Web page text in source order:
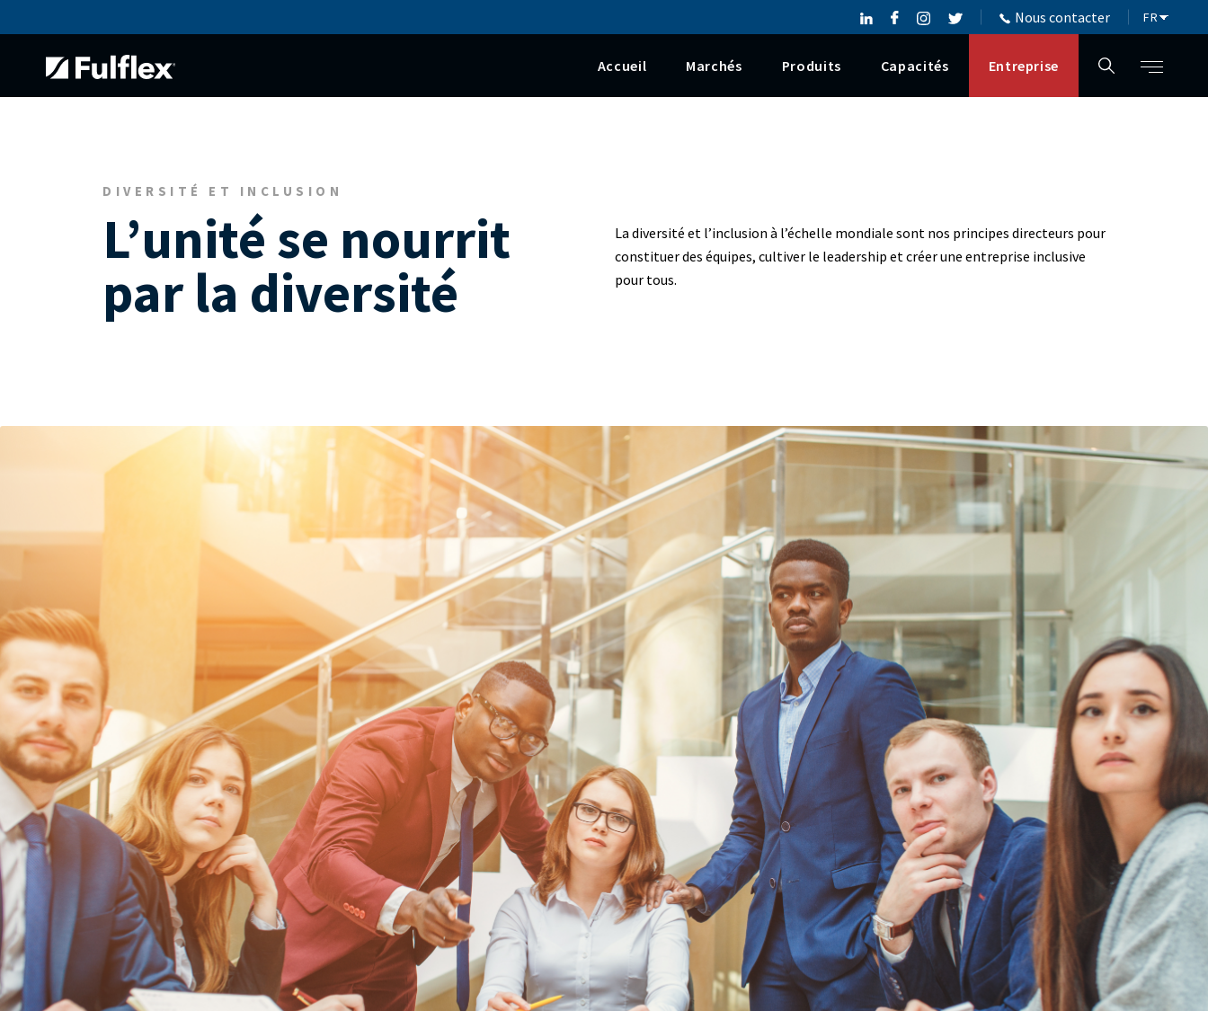
Nous contacter
Accueil Marchés Produits Capacités Entreprise
DIVERSITÉ ET INCLUSION
L’unité se nourrit
par la diversité
La diversité et l’inclusion à l’échelle mondiale sont nos principes directeurs pour
constituer des équipes, cultiver le leadership et créer une entreprise inclusive
pour tous.